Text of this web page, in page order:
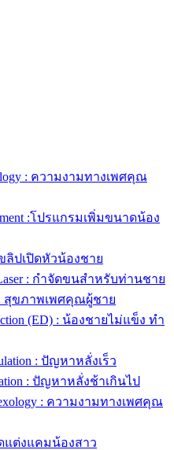
: ความงามทางเพศคุณ
:โปรแกรมเพิ่มขนาดน้อง
ขลิปเปิดหัวน้องชาย
: กำจัดขนสำหรับท่านชาย
: สุขภาพเพศคุณผู้ชาย
(ED) : น้องชายไม่แข็ง ทำ
: ปัญหาหลั่งเร็ว
: ปัญหาหลั่งช้าเกินไป
: ความงามทางเพศคุณ
ดแต่งแคมน้องสาว